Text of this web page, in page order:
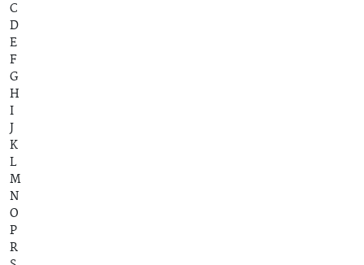
C
D
E
F
G
H
I
J
K
L
M
N
O
P
R